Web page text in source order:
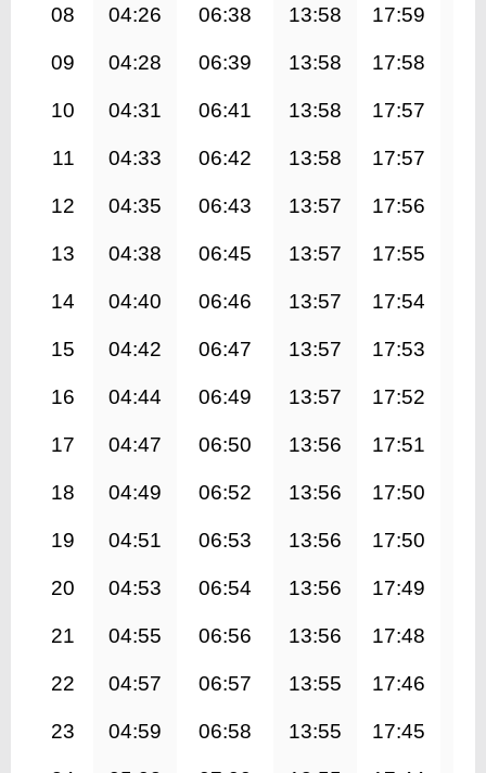
08 04:26 06:38 13:58 17:59
09 04:28 06:39 13:58 17:58
10 04:31 06:41 13:58 17:57
11 04:33 06:42 13:58 17:57
12 04:35 06:43 13:57 17:56
13 04:38 06:45 13:57 17:55
14 04:40 06:46 13:57 17:54
15 04:42 06:47 13:57 17:53
16 04:44 06:49 13:57 17:52
17 04:47 06:50 13:56 17:51
18 04:49 06:52 13:56 17:50
19 04:51 06:53 13:56 17:50
20 04:53 06:54 13:56 17:49
21 04:55 06:56 13:56 17:48
22 04:57 06:57 13:55 17:46
23 04:59 06:58 13:55 17:45